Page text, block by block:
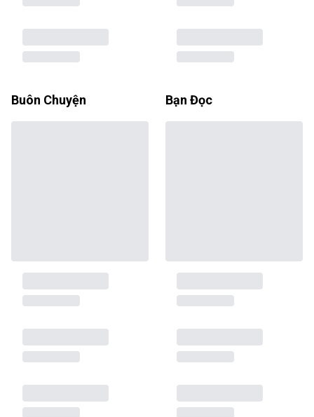
Buôn Chuyện Bạn Đọc